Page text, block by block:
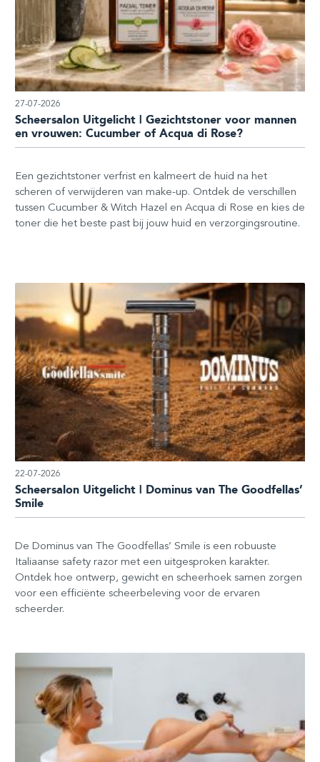
27-07-2026
Scheersalon Uitgelicht | Gezichtstoner voor mannen
en vrouwen: Cucumber of Acqua di Rose?
Een gezichtstoner verfrist en kalmeert de huid na het
scheren of verwijderen van make-up. Ontdek de verschillen
tussen Cucumber & Witch Hazel en Acqua di Rose en kies de
toner die het beste past bij jouw huid en verzorgingsroutine.
22-07-2026
Scheersalon Uitgelicht | Dominus van The Goodfellas’
Smile
De Dominus van The Goodfellas’ Smile is een robuuste
Italiaanse safety razor met een uitgesproken karakter.
Ontdek hoe ontwerp, gewicht en scheerhoek samen zorgen
voor een efficiënte scheerbeleving voor de ervaren
scheerder.